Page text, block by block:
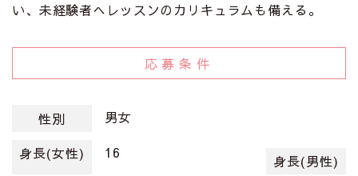
い、未経験者へレッスンのカリキュラムも備える。
応募条件
性別 男女
身長(女性) 16
身長(男性)